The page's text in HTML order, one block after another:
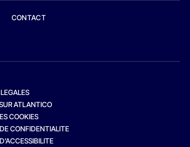
CONTACT
ATLANTICO
COOKIES
CONFIDENTIALITE